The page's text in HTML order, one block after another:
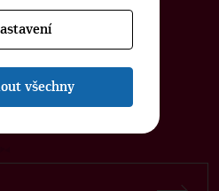
NÁŠ TOPOVÝ
všechny